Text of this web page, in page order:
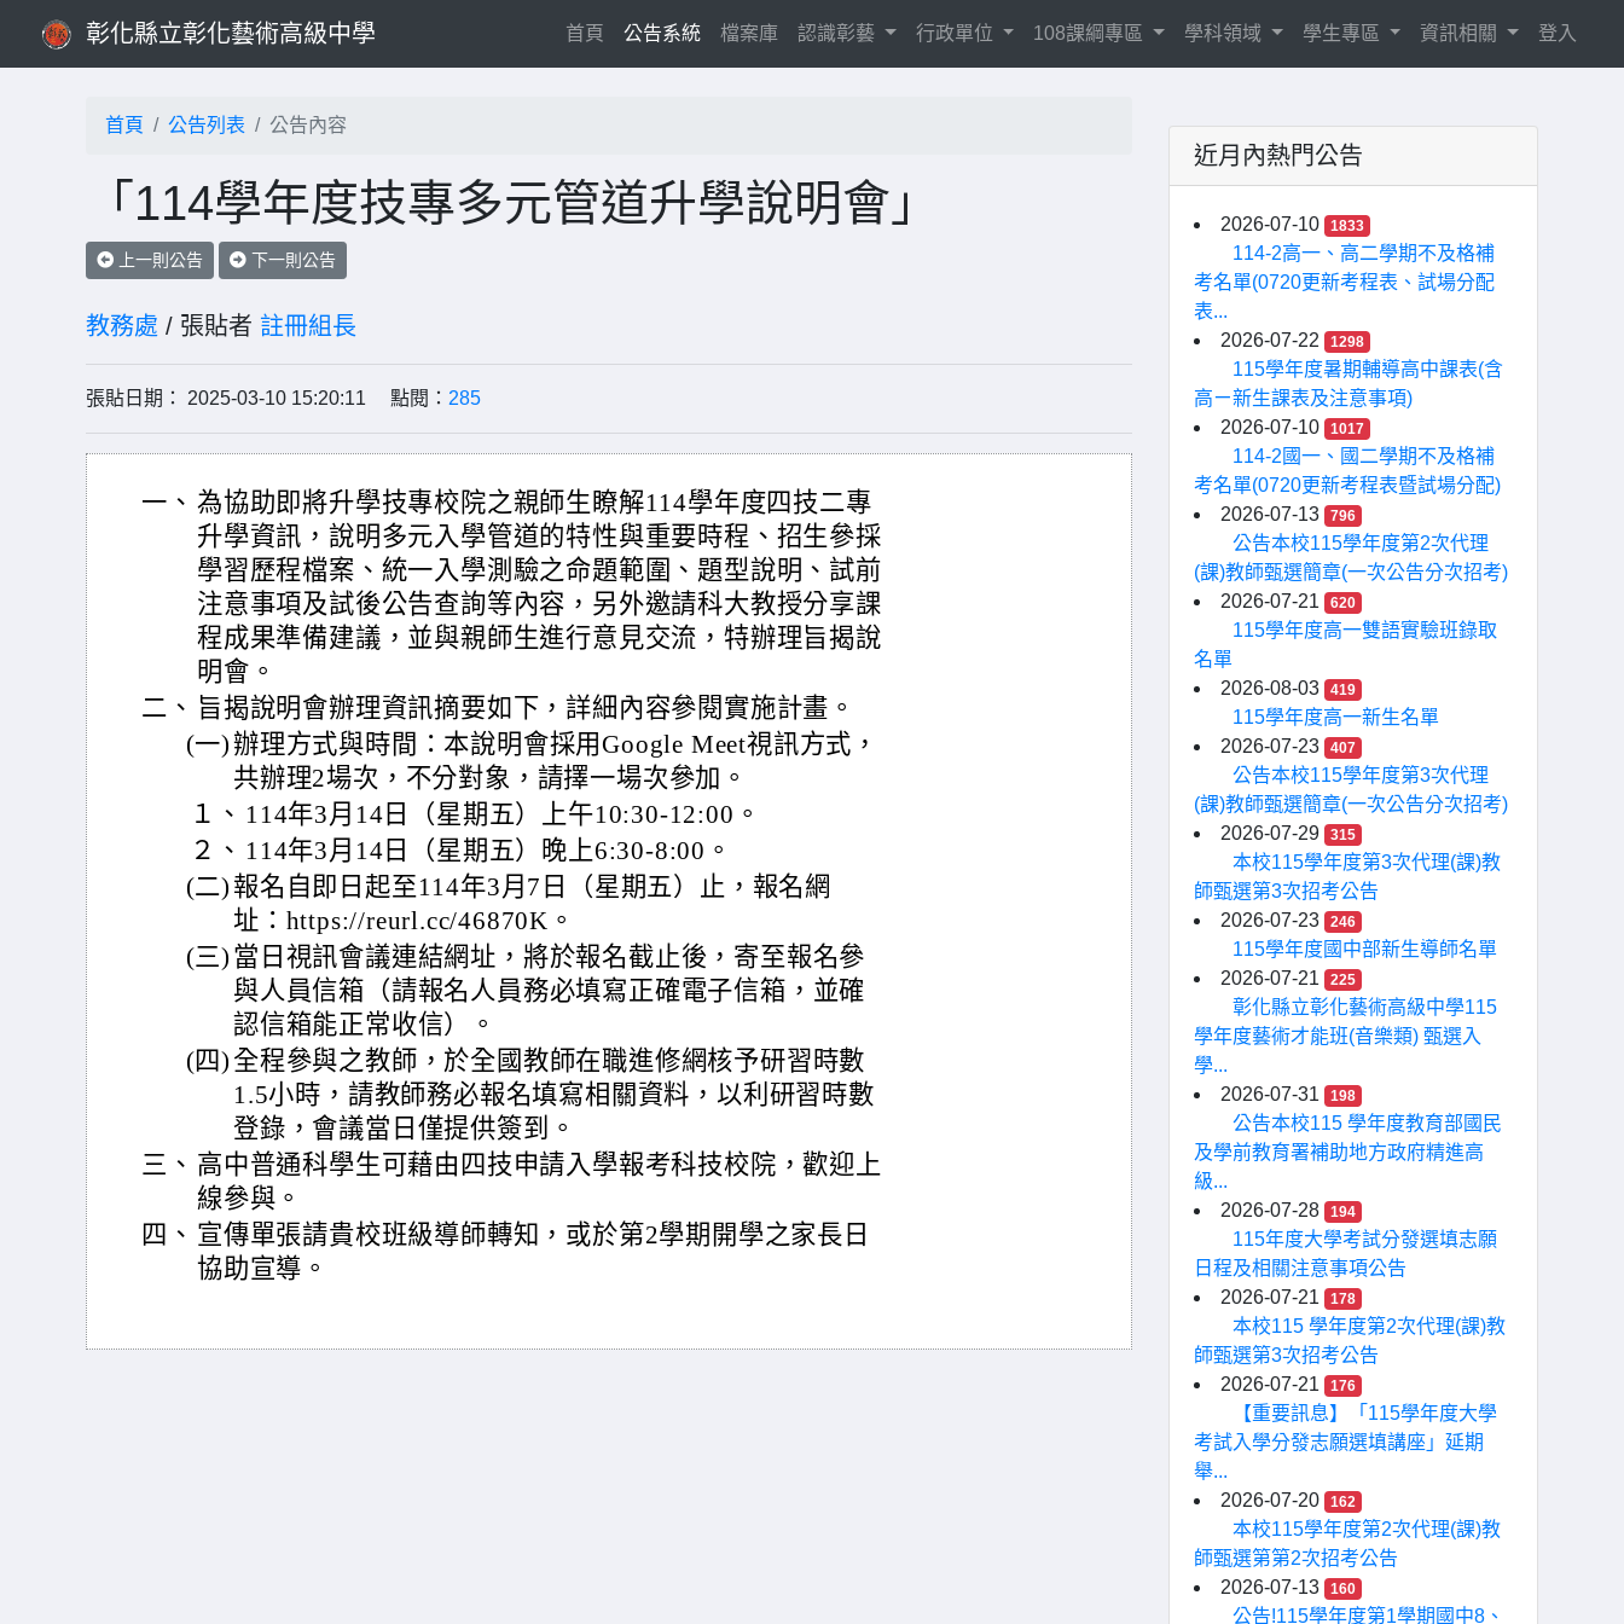
彰化縣立彰化藝術高級中學 首頁(current)
公告系統 檔案庫 認識彰藝 行政單位 108課綱專區 學科領域 學生專區 資訊相關 登入
首頁 公告列表 公告內容
「114學年度技專多元管道升學說明會」
上一則公告 下一則公告
教務處 / 張貼者 註冊組長
張貼日期： 2025-03-10 15:20:11 點閱： 285
一、 為協助即將升學技專校院之親師生瞭解114學年度四技二專
升學資訊，說明多元入學管道的特性與重要時程、招生參採
學習歷程檔案、統一入學測驗之命題範圍、題型說明、試前
注意事項及試後公告查詢等內容，另外邀請科大教授分享課
程成果準備建議，並與親師生進行意見交流，特辦理旨揭說
明會。
二、 旨揭說明會辦理資訊摘要如下，詳細內容參閱實施計畫。
(一)辦理方式與時間：本說明會採用Google Meet視訊方式，
共辦理2場次，不分對象，請擇一場次參加。
１、 114年3月14日（星期五）上午10:30-12:00。
２、 114年3月14日（星期五）晚上6:30-8:00。
(二) 報名自即日起至114年3月7日（星期五）止，報名網
址：https://reurl.cc/46870K。
(三) 當日視訊會議連結網址，將於報名截止後，寄至報名參
與人員信箱（請報名人員務必填寫正確電子信箱，並確
認信箱能正常收信）。
(四) 全程參與之教師，於全國教師在職進修網核予研習時數
1.5小時，請教師務必報名填寫相關資料，以利研習時數
登錄，會議當日僅提供簽到。
三、 高中普通科學生可藉由四技申請入學報考科技校院，歡迎上
線參與。
四、 宣傳單張請貴校班級導師轉知，或於第2學期開學之家長日
協助宣導。
近月內熱門公告
2026-07-10 1833
114-2高一、高二學期不及格補
考名單(0720更新考程表、試場分配
表...
2026-07-22
1298
115學年度暑期輔導高中課表(含
高ㄧ新生課表及注意事項)
2026-07-10
1017
114-2國一、國二學期不及格補
考名單(0720更新考程表暨試場分配)
2026-07-13
796
公告本校115學年度第2次代理
(課)教師甄選簡章(一次公告分次招考)
2026-07-21
620
115學年度高一雙語實驗班錄取
名單
2026-08-03
419
115學年度高一新生名單
2026-07-23
407
公告本校115學年度第3次代理
(課)教師甄選簡章(一次公告分次招考)
2026-07-29
315
本校115學年度第3次代理(課)教
師甄選第3次招考公告
2026-07-23
246
115學年度國中部新生導師名單
2026-07-21
225
彰化縣立彰化藝術高級中學115
學年度藝術才能班(音樂類) 甄選入
學...
2026-07-31
198
公告本校115 學年度教育部國民
及學前教育署補助地方政府精進高
級...
2026-07-28
194
115年度大學考試分發選填志願
日程及相關注意事項公告
2026-07-21
178
本校115 學年度第2次代理(課)教
師甄選第3次招考公告
2026-07-21
176
【重要訊息】「115學年度大學
考試入學分發志願選填講座」延期
舉...
2026-07-20
162
本校115學年度第2次代理(課)教
師甄選第第2次招考公告
2026-07-13
160
公告!115學年度第1學期國中8、